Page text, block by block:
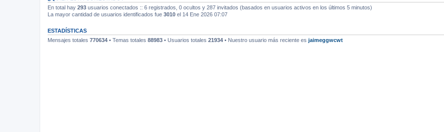
En total hay 293 usuarios conectados :: 6 registrados, 0 ocultos y 287 invitados (basados en usuarios activos en los últimos 5 minutos)
La mayor cantidad de usuarios identificados fue 3010 el 14 Ene 2026 07:07
ESTADÍSTICAS
Mensajes totales 770634 • Temas totales 88983 • Usuarios totales 21934 • Nuestro usuario más reciente es jaimeggwcwt